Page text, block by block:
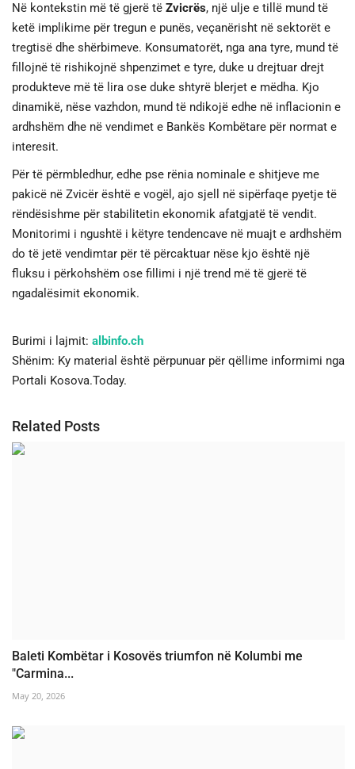
Në kontekstin më të gjerë të Zvicrës, një ulje e tillë mund të
ketë implikime për tregun e punës, veçanërisht në sektorët e
tregtisë dhe shërbimeve. Konsumatorët, nga ana tyre, mund të
fillojnë të rishikojnë shpenzimet e tyre, duke u drejtuar drejt
produkteve më të lira ose duke shtyrë blerjet e mëdha. Kjo
dinamikë, nëse vazhdon, mund të ndikojë edhe në inflacionin e
ardhshëm dhe në vendimet e Bankës Kombëtare për normat e
interesit.
Për të përmbledhur, edhe pse rënia nominale e shitjeve me
pakicë në Zvicër është e vogël, ajo sjell në sipërfaqe pyetje të
rëndësishme për stabilitetin ekonomik afatgjatë të vendit.
Monitorimi i ngushtë i këtyre tendencave në muajt e ardhshëm
do të jetë vendimtar për të përcaktuar nëse kjo është një
fluksu i përkohshëm ose fillimi i një trend më të gjerë të
ngadalësimit ekonomik.
Burimi i lajmit: albinfo.ch
Shënim: Ky material është përpunuar për qëllime informimi nga
Portali Kosova.Today.
Related Posts
Baleti Kombëtar i Kosovës triumfon në Kolumbi me
"Carmina...
May 20, 2026